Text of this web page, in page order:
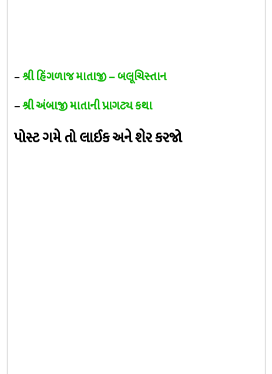
–શ્રી હિંગળાજ માતાજી – બલૂચિસ્તાન
–શ્રી અંબાજી માતાની પ્રાગટ્ય કથા
પોસ્ટ ગમે તો લાઈક અને શેર કરજો